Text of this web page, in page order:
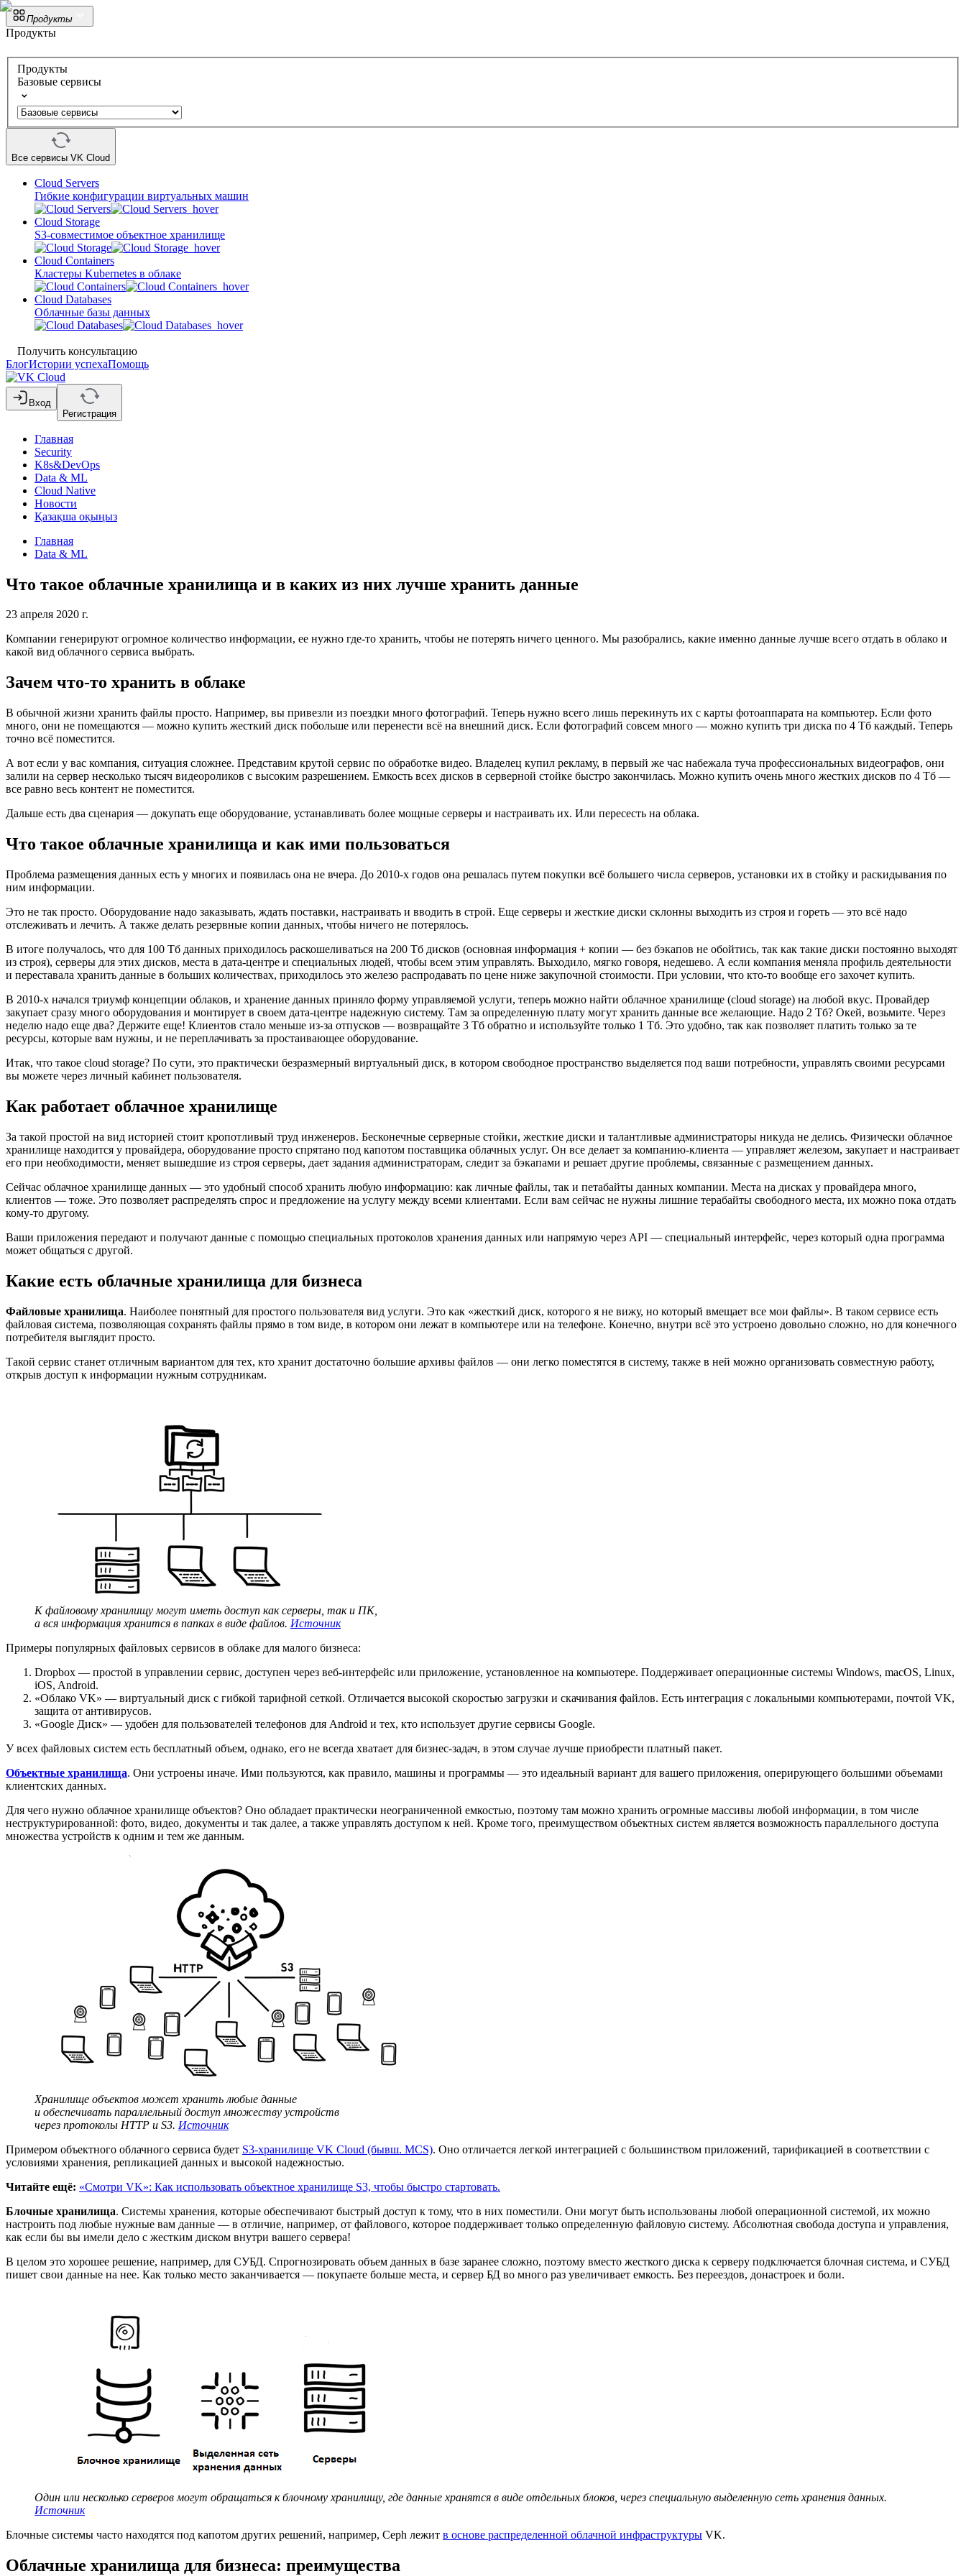
Продукты
Продукты
Продукты
Базовые сервисы
Все сервисы VK Cloud
Cloud Servers
Гибкие конфигурации виртуальных машин
Cloud Storage
S3-совместимое объектное хранилище
Cloud Containers
Кластеры Kubernetes в облаке
Cloud Databases
Облачные базы данных
Получить консультацию
БлогИстории успехаПомощь
Вход
Регистрация
Главная
Security
K8s&DevOps
Data & ML
Cloud Native
Новости
Қазақша оқыңыз
Главная
Data & ML
Что такое облачные хранилища и в каких из них лучше хранить данные
23 апреля 2020 г.
Компании генерируют огромное количество информации, ее нужно где-то хранить, чтобы не потерять ничего ценного. Мы разобрались, какие именно данные лучше всего отдать в облако и
какой вид облачного сервиса выбрать.
Зачем что-то хранить в облаке
В обычной жизни хранить файлы просто. Например, вы привезли из поездки много фотографий. Теперь нужно всего лишь перекинуть их с карты фотоаппарата на компьютер. Если фото
много, они не помещаются — можно купить жесткий диск побольше или перенести всё на внешний диск. Если фотографий совсем много — можно купить три диска по 4 Тб каждый. Теперь
точно всё поместится.
А вот если у вас компания, ситуация сложнее. Представим крутой сервис по обработке видео. Владелец купил рекламу, в первый же час набежала туча профессиональных видеографов, они
залили на сервер несколько тысяч видеороликов с высоким разрешением. Емкость всех дисков в серверной стойке быстро закончилась. Можно купить очень много жестких дисков по 4 Тб —
все равно весь контент не поместится.
Дальше есть два сценария — докупать еще оборудование, устанавливать более мощные серверы и настраивать их. Или пересесть на облака.
Что такое облачные хранилища и как ими пользоваться
Проблема размещения данных есть у многих и появилась она не вчера. До 2010-х годов она решалась путем покупки всё большего числа серверов, установки их в стойку и раскидывания по
ним информации.
Это не так просто. Оборудование надо заказывать, ждать поставки, настраивать и вводить в строй. Еще серверы и жесткие диски склонны выходить из строя и гореть — это всё надо
отслеживать и лечить. А также делать резервные копии данных, чтобы ничего не потерялось.
В итоге получалось, что для 100 Тб данных приходилось раскошеливаться на 200 Тб дисков (основная информация + копии — без бэкапов не обойтись, так как такие диски постоянно выходят
из строя), серверы для этих дисков, места в дата-центре и специальных людей, чтобы всем этим управлять. Выходило, мягко говоря, недешево. А если компания меняла профиль деятельности
и переставала хранить данные в больших количествах, приходилось это железо распродавать по цене ниже закупочной стоимости. При условии, что кто-то вообще его захочет купить.
В 2010-х начался триумф концепции облаков, и хранение данных приняло форму управляемой услуги, теперь можно найти облачное хранилище (cloud storage) на любой вкус. Провайдер
закупает сразу много оборудования и монтирует в своем дата-центре надежную систему. Там за определенную плату могут хранить данные все желающие. Надо 2 Тб? Окей, возьмите. Через
неделю надо еще два? Держите еще! Клиентов стало меньше из-за отпусков — возвращайте 3 Тб обратно и используйте только 1 Тб. Это удобно, так как позволяет платить только за те
ресурсы, которые вам нужны, и не переплачивать за простаивающее оборудование.
Итак, что такое cloud storage? По сути, это практически безразмерный виртуальный диск, в котором свободное пространство выделяется под ваши потребности, управлять своими ресурсами
вы можете через личный кабинет пользователя.
Как работает облачное хранилище
За такой простой на вид историей стоит кропотливый труд инженеров. Бесконечные серверные стойки, жесткие диски и талантливые администраторы никуда не делись. Физически облачное
хранилище находится у провайдера, оборудование просто спрятано под капотом поставщика облачных услуг. Он все делает за компанию-клиента — управляет железом, закупает и настраивает
его при необходимости, меняет вышедшие из строя серверы, дает задания администраторам, следит за бэкапами и решает другие проблемы, связанные с размещением данных.
Сейчас облачное хранилище данных — это удобный способ хранить любую информацию: как личные файлы, так и петабайты данных компании. Места на дисках у провайдера много,
клиентов — тоже. Это позволяет распределять спрос и предложение на услугу между всеми клиентами. Если вам сейчас не нужны лишние терабайты свободного места, их можно пока отдать
кому-то другому.
Ваши приложения передают и получают данные с помощью специальных протоколов хранения данных или напрямую через API — специальный интерфейс, через который одна программа
может общаться с другой.
Какие есть облачные хранилища для бизнеса
Файловые хранилища. Наиболее понятный для простого пользователя вид услуги. Это как «жесткий диск, которого я не вижу, но который вмещает все мои файлы». В таком сервисе есть
файловая система, позволяющая сохранять файлы прямо в том виде, в котором они лежат в компьютере или на телефоне. Конечно, внутри всё это устроено довольно сложно, но для конечного
потребителя выглядит просто.
Такой сервис станет отличным вариантом для тех, кто хранит достаточно большие архивы файлов — они легко поместятся в систему, также в ней можно организовать совместную работу,
открыв доступ к информации нужным сотрудникам.
К файловому хранилищу могут иметь доступ как серверы, так и ПК,
а вся информация хранится в папках в виде файлов. Источник
Примеры популярных файловых сервисов в облаке для малого бизнеса:
Dropbox — простой в управлении сервис, доступен через веб-интерфейс или приложение, установленное на компьютере. Поддерживает операционные системы Windows, macOS, Linux,
iOS, Android.
«Облако VK» — виртуальный диск с гибкой тарифной сеткой. Отличается высокой скоростью загрузки и скачивания файлов. Есть интеграция с локальными компьютерами, почтой VK,
защита от антивирусов.
«Google Диск» — удобен для пользователей телефонов для Android и тех, кто использует другие сервисы Google.
У всех файловых систем есть бесплатный объем, однако, его не всегда хватает для бизнес-задач, в этом случае лучше приобрести платный пакет.
Объектные хранилища. Они устроены иначе. Ими пользуются, как правило, машины и программы — это идеальный вариант для вашего приложения, оперирующего большими объемами
клиентских данных.
Для чего нужно облачное хранилище объектов? Оно обладает практически неограниченной емкостью, поэтому там можно хранить огромные массивы любой информации, в том числе
неструктурированной: фото, видео, документы и так далее, а также управлять доступом к ней. Кроме того, преимуществом объектных систем является возможность параллельного доступа
множества устройств к одним и тем же данным.
Хранилище объектов может хранить любые данные
и обеспечивать параллельный доступ множеству устройств
через протоколы HTTP и S3. Источник
Примером объектного облачного сервиса будет S3-хранилище VK Cloud (бывш. MCS). Оно отличается легкой интеграцией с большинством приложений, тарификацией в соответствии с
условиями хранения, репликацией данных и высокой надежностью.
Читайте ещё: «Смотри VK»: Как использовать объектное хранилище S3, чтобы быстро стартовать.
Блочные хранилища. Системы хранения, которые обеспечивают быстрый доступ к тому, что в них поместили. Они могут быть использованы любой операционной системой, их можно
настроить под любые нужные вам данные — в отличие, например, от файлового, которое поддерживает только определенную файловую систему. Абсолютная свобода доступа и управления,
как если бы вы имели дело с жестким диском внутри вашего сервера!
В целом это хорошее решение, например, для СУБД. Спрогнозировать объем данных в базе заранее сложно, поэтому вместо жесткого диска к серверу подключается блочная система, и СУБД
пишет свои данные на нее. Как только место заканчивается — покупаете больше места, и сервер БД во много раз увеличивает емкость. Без переездов, донастроек и боли.
Один или несколько серверов могут обращаться к блочному хранилищу, где данные хранятся в виде отдельных блоков, через специальную выделенную сеть хранения данных.
Источник
Блочные системы часто находятся под капотом других решений, например, Ceph лежит в основе распределенной облачной инфраструктуры VK.
Облачные хранилища для бизнеса: преимущества